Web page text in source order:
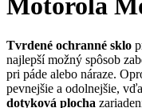
Motorola
Tvrdené ochranné sklo
najlepší možný spôsob
pri páde alebo náraze.
pevnejšie a odolnejšie,
dotyková plocha